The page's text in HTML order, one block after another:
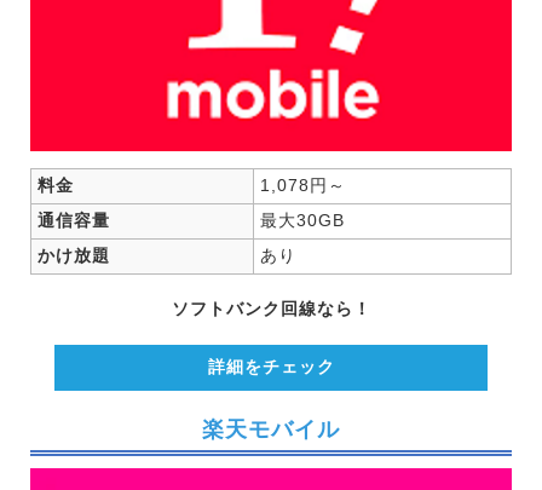
料金
1,078円～
通信容量
最大30GB
かけ放題
あり
ソフトバンク回線なら！
詳細をチェック
楽天モバイル